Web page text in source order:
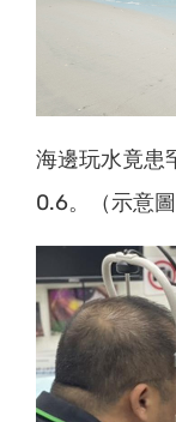
海邊玩水竟患
0.6。（示意